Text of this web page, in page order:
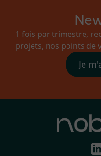
1 fois par trimestre,
projets, nos points de
Je